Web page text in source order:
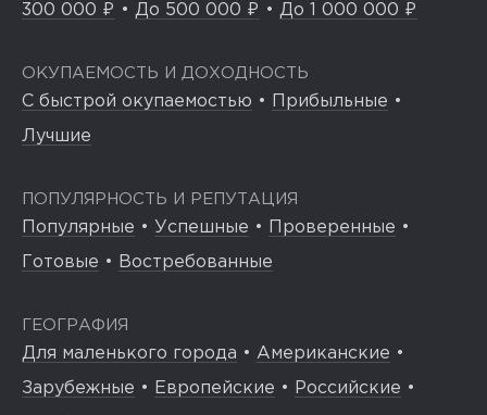
300 000 ₽ • До 500 000 ₽ • До 1 000 000 ₽
ОКУПАЕМОСТЬ И ДОХОДНОСТЬ
С быстрой окупаемостью • Прибыльные •
Лучшие
ПОПУЛЯРНОСТЬ И РЕПУТАЦИЯ
Популярные • Успешные • Проверенные •
Готовые • Востребованные
ГЕОГРАФИЯ
Для маленького города • Американские •
Зарубежные • Европейские • Российские •